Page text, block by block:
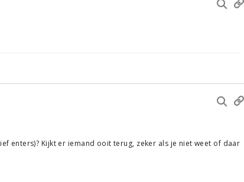
enters)? Kijkt er iemand ooit terug, zeker als je niet weet of daar